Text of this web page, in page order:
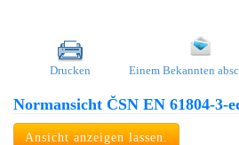
Drucken Einem Bekannten
Normansicht ČSN EN 61804-3-
Ansicht anzeigen lassen.